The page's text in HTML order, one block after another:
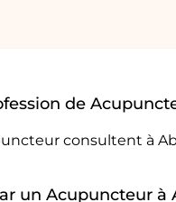
de
consultent à
un Acupuncteur à